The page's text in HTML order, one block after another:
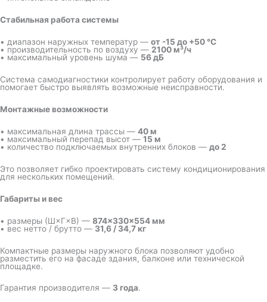
Стабильная работа системы
• диапазон наружных температур — от -15 до +50 °C
• производительность по воздуху — 2100 м³/ч
• максимальный уровень шума — 56 дБ
Система самодиагностики контролирует работу оборудования и
помогает быстро выявлять возможные неисправности.
Монтажные возможности
• максимальная длина трассы — 40 м
• максимальный перепад высот — 15 м
• количество подключаемых внутренних блоков — до 2
Это позволяет гибко проектировать систему кондиционирования
для нескольких помещений.
Габариты и вес
• размеры (Ш×Г×В) — 874×330×554 мм
• вес нетто / брутто — 31,6 / 34,7 кг
Компактные размеры наружного блока позволяют удобно
разместить его на фасаде здания, балконе или технической
площадке.
Гарантия производителя — 3 года.